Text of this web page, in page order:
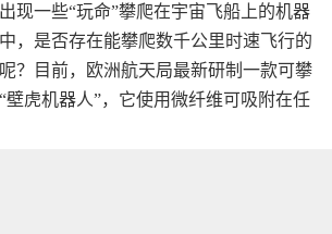
现一些“玩命”攀爬在宇宙飞船上的机器
，是否存在能攀爬数千公里时速飞行的
？目前，欧洲航天局最新研制一款可攀
壁虎机器人”，它使用微纤维可吸附在任